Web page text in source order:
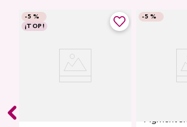
-5 %
¡TOP!
-5 %
Pigment